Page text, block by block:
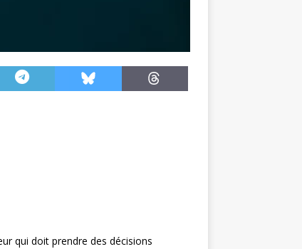
qui doit prendre des décisions